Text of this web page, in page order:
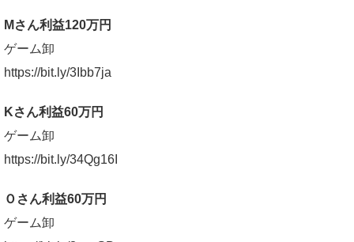
Mさん利益120万円
ゲーム卸
https://bit.ly/3Ibb7ja
Kさん利益60万円
ゲーム卸
https://bit.ly/34Qg16I
Ｏさん利益60万円
ゲーム卸